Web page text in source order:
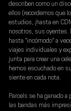
describen como un
ellos (recordemos que
estudios, ¡hasta en
nosotros, sus oyentes.
hasta "incómodo" a
viajes individuales y
junta para crear una
hemos escuchado en
siente en cada nota.
Parcels se ha ganado
las bandas más